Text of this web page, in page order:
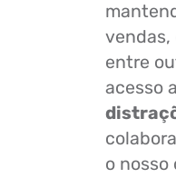
vendas,
entre
acesso
o nosso